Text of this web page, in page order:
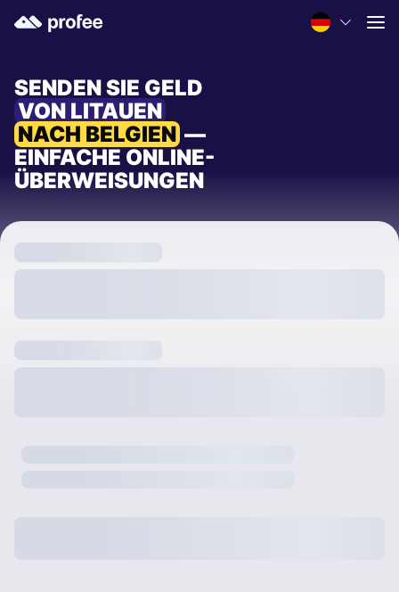
SENDEN SIE GELD
VON LITAUEN
NACH BELGIEN —
EINFACHE ONLINE-
ÜBERWEISUNGEN